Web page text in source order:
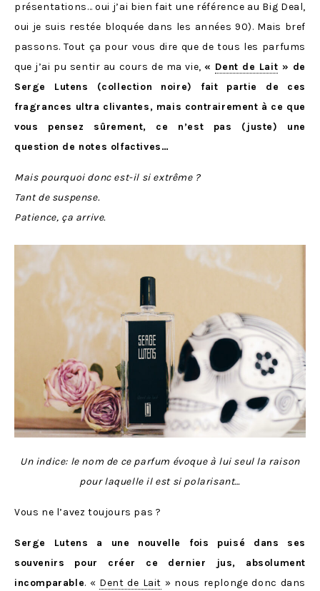
présentations… oui j’ai bien fait une référence au Big Deal,
oui je suis restée bloquée dans les années 90). Mais bref
passons. Tout ça pour vous dire que de tous les parfums
que j’ai pu sentir au cours de ma vie,« Dent de Lait » de
Serge Lutens (collection noire) fait partie de ces
fragrances ultra clivantes, mais contrairement à ce que
vous pensez sûrement, ce n’est pas (juste) une
question de notes olfactives…
Mais pourquoi donc est-il si extrême ?
Tant de suspense.
Patience, ça arrive.
Un indice: le nom de ce parfum évoque à lui seul la raison
pour laquelle il est si polarisant…
Vous ne l’avez toujours pas ?
Serge Lutens a une nouvelle fois puisé dans ses
souvenirs pour créer ce dernier jus, absolument
incomparable. « Dent de Lait » nous replonge donc dans